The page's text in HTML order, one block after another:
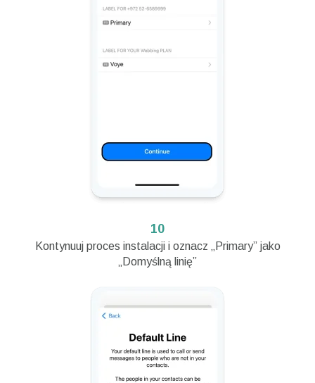
10
Kontynuuj proces instalacji i oznacz „Primary” jako
„Domyślną linię”